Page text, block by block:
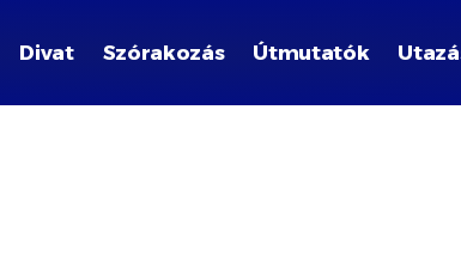
Divat Szórakozás Útmutatók